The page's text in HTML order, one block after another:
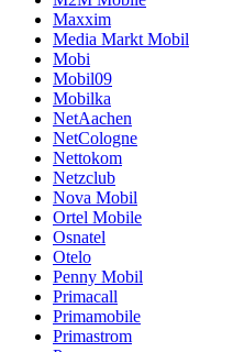
Maxxim
Media Markt Mobil
Mobi
Mobil09
Mobilka
NetAachen
NetCologne
Nettokom
Netzclub
Nova Mobil
Ortel Mobile
Osnatel
Otelo
Penny Mobil
Primacall
Primamobile
Primastrom